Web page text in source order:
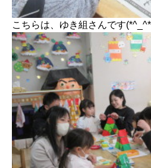
こちらは、ゆき組さんです